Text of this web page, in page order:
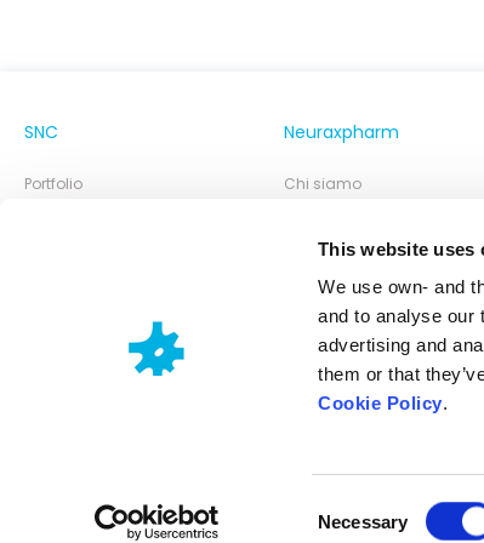
This website uses
We use own- and
and to analyse our
advertising and
them or that
Cookie Policy.
Selection
Necessary
SNC
Portfolio
Neuraxpharm
Chi siamo
Blog Neuraxpharm
Neuraxpharm @ 2025Politica sulla privacy Informativa sui